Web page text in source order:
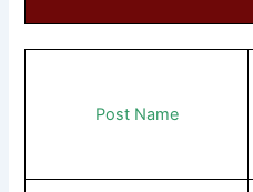
Post Name